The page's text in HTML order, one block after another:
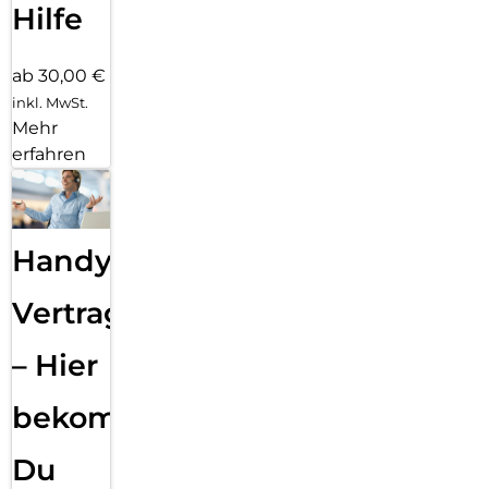
Hilfe
ab 30,00 €
inkl. MwSt.
Mehr
erfahren
Handy
Vertragsabwicklung
– Hier
bekommst
Du